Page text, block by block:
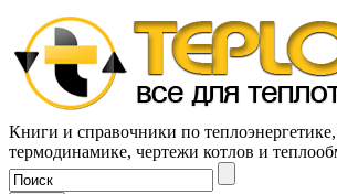
Книги и справочники по
термодинамике, чертежи котлов и